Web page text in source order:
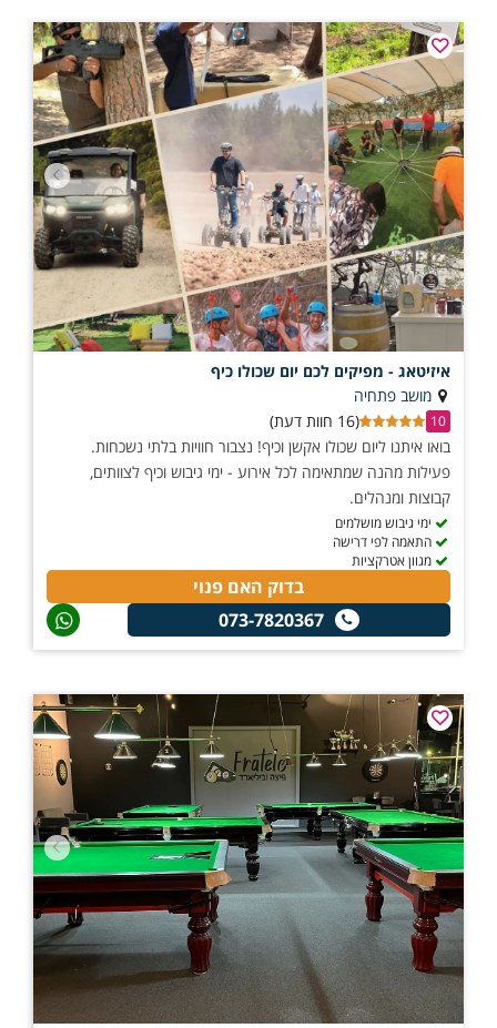
איזיטאג - מפיקים לכם יום שכולו כיף
מושב פתחיה
10
(16 חוות דעת)
בואו איתנו ליום שכולו אקשן וכיף! נצבור חוויות בלתי נשכחות.
פעילות מהנה שמתאימה לכל אירוע - ימי גיבוש וכיף לצוותים,
קבוצות ומנהלים.
ימי גיבוש מושלמים
התאמה לפי דרישה
מגוון אטרקציות
בדוק האם פנוי
073-7820367